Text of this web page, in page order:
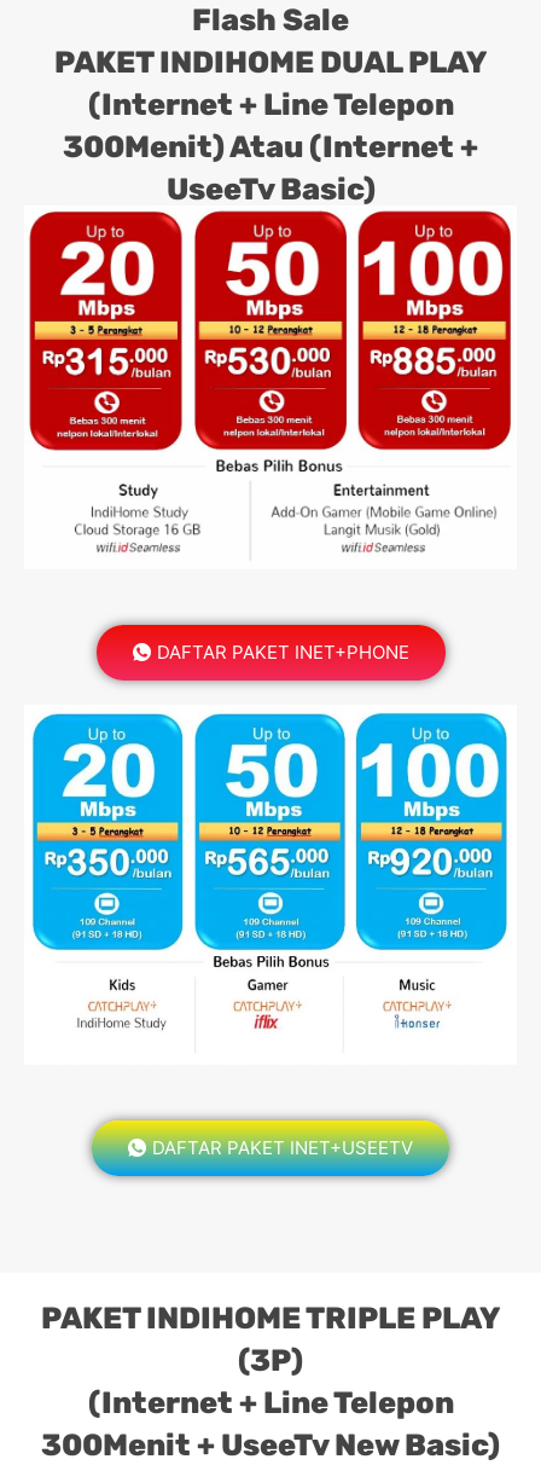
Flash Sale
PAKET INDIHOME DUAL PLAY
(Internet + Line Telepon
300Menit) Atau (Internet +
UseeTv Basic)
DAFTAR PAKET INET+PHONE
DAFTAR PAKET INET+USEETV
PAKET INDIHOME TRIPLE PLAY
(3P)
(Internet + Line Telepon
300Menit + UseeTv New Basic)